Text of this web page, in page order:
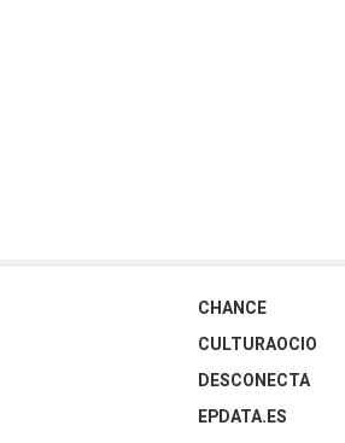
CHANCE
CULTURAOCIO
DESCONECTA
EPDATA.ES